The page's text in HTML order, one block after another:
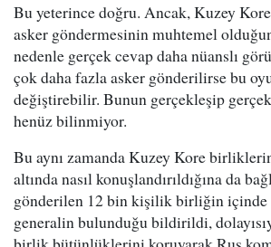
Bu yeterince doğru. Ancak, Kuzey
asker göndermesinin muhtemel
nedenle gerçek cevap daha nüanslı
çok daha fazla asker gönderilirse bu
değiştirebilir. Bunun gerçekleşip
henüz bilinmiyor.
Bu aynı zamanda Kuzey Kore
altında nasıl konuşlandırıldığına da
gönderilen 12 bin kişilik birliğin içinde
generalin bulunduğu bildirildi,